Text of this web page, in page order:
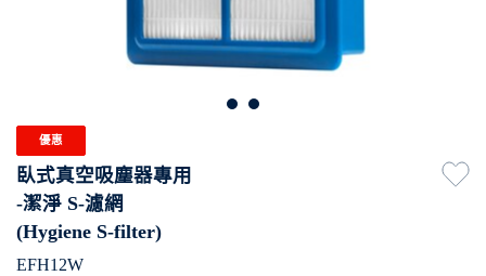
優惠
臥式真空吸塵器專用
-潔淨 S-濾網
(Hygiene S-filter)
EFH12W